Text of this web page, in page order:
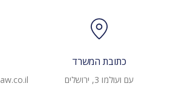
כתובת המשרד
עם ועולמו 3, ירושלים